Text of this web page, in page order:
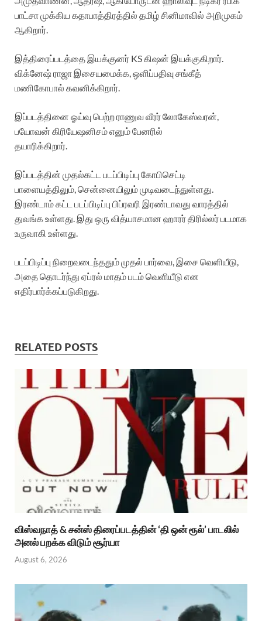
பாட்சா முக்கிய கதாபாத்திரத்தில் தமிழ் சினிமாவில் அறிமுகம்
ஆகிறார்.
இத்திரைப்படத்தை இயக்குனர் KS கிஷன் இயக்குகிறார்.
விக்னேஷ் ராஜா இசையமைக்க, ஒளிப்பதிவு சங்கீத்
மணிகோபால் கவனிக்கிறார்.
இப்படத்தினை ஓய்வு பெற்ற ராணுவ வீரர் லோகேஸ்வரன்,
பயோவன் கிரியேஷனிசம் எனும் பேனரில்
தயாரிக்கிறார்.
இப்படத்தின் முதல்கட்ட படப்பிடிப்பு கோபிசெட்டி
பாளையத்திலும், சென்னையிலும் முடிவடைந்துள்ளது.
இரண்டாம் கட்ட படப்பிடிப்பு பிப்ரவரி இரண்டாவது வாரத்தில்
துவங்க உள்ளது. இது ஒரு வித்யாசமான ஹாரர் திரில்லர் படமாக
உருவாகி உள்ளது.
படப்பிடிப்பு நிறைவடைந்ததும் முதல் பார்வை, இசை வெளியீடு,
அதை தொடர்ந்து ஏப்ரல் மாதம் படம் வெளியீடு என
எதிர்பார்க்கப்படுகிறது.
RELATED POSTS
விஸ்வநாத் & சன்ஸ் திரைப்படத்தின் ‘தி ஒன் ரூல்’ பாடலில்
அனல் பறக்க விடும் சூர்யா
August 6, 2026